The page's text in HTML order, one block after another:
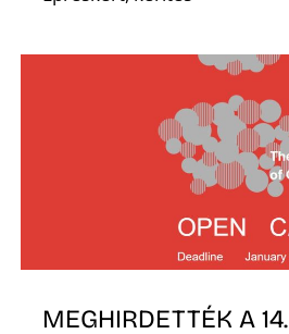
MEGHIRDETTÉK A